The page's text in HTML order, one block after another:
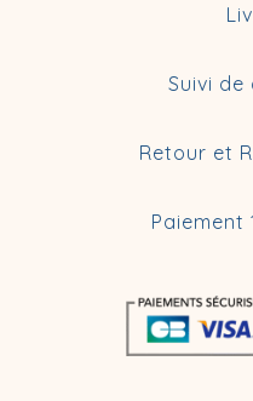
Suivi de
Retour et
Paiement